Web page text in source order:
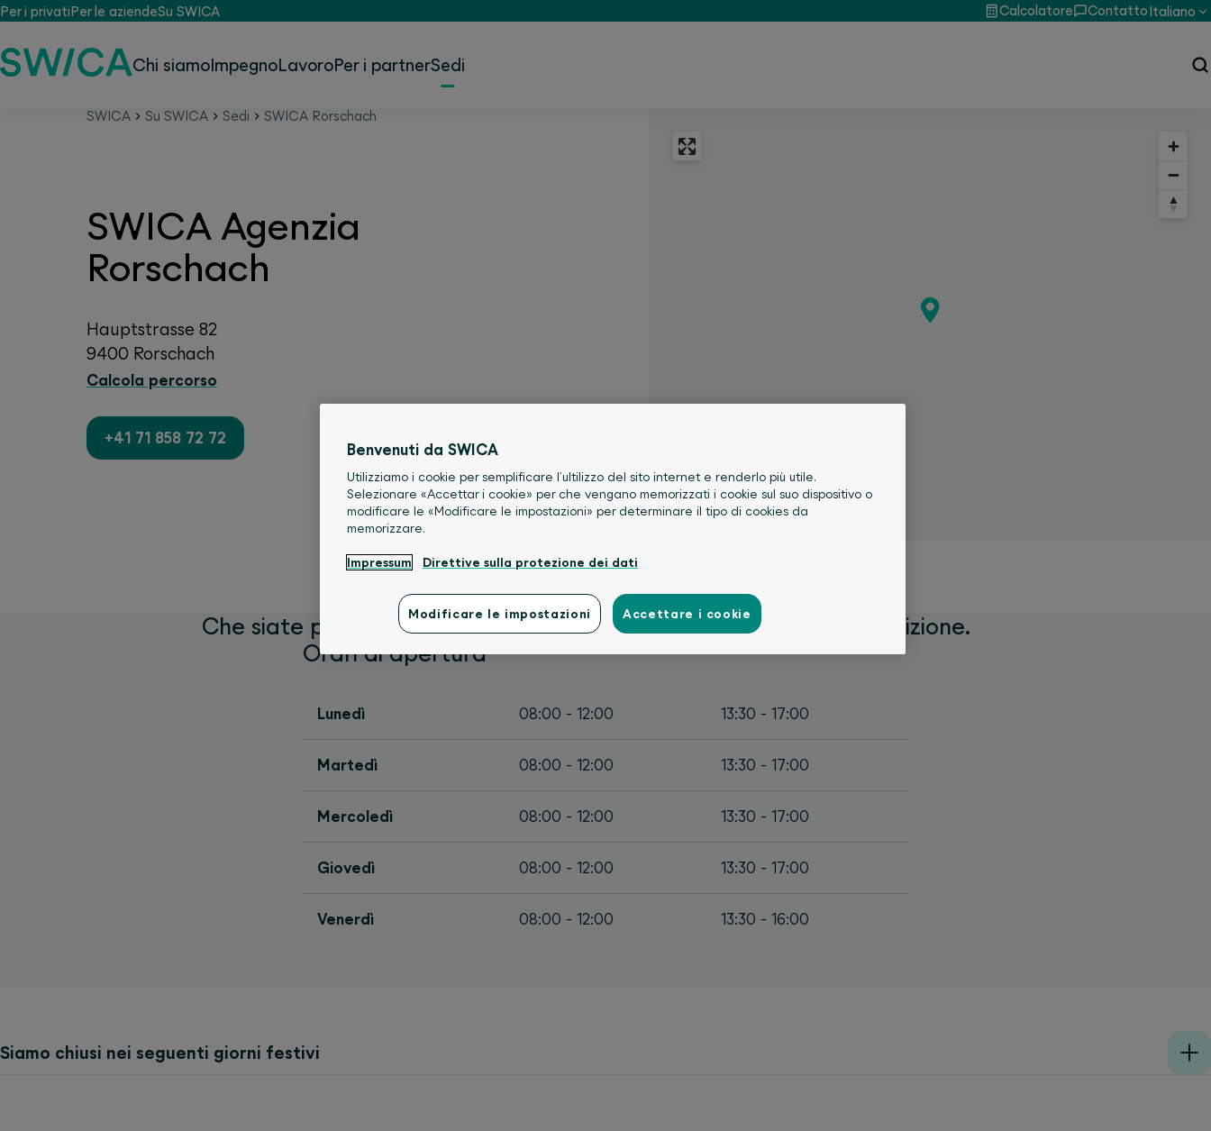
Per i privatiPer le aziendeSu SWICA Calcolatore ContattoItaliano
Chi siamoImpegnoLavoroPer i partnerSedi
SWICA Su SWICA Sedi SWICA Rorschach
SWICA Agenzia
Rorschach
Hauptstrasse 82
9400 Rorschach
Calcola percorso
+41 71 858 72 72
Che siate privati o aziende, tutto il team SWICA è a vostra disposizione.
Orari di apertura
Lunedì 08:00 - 12:00 13:30 - 17:00
Martedì 08:00 - 12:00 13:30 - 17:00
Mercoledì 08:00 - 12:00 13:30 - 17:00
Giovedì 08:00 - 12:00 13:30 - 17:00
Venerdì 08:00 - 12:00 13:30 - 16:00
Siamo chiusi nei seguenti giorni festivi
Benvenuti da SWICA
Utilizziamo i cookie per semplificare l’ultilizzo del sito internet e renderlo più utile.
Selezionare «Accettar i cookie» per che vengano memorizzati i cookie sul suo dispositivo o
modificare le «Modificare le impostazioni» per determinare il tipo di cookies da
memorizzare.
Impressum Direttive sulla protezione dei dati
Modificare le impostazioni Accettare i cookie